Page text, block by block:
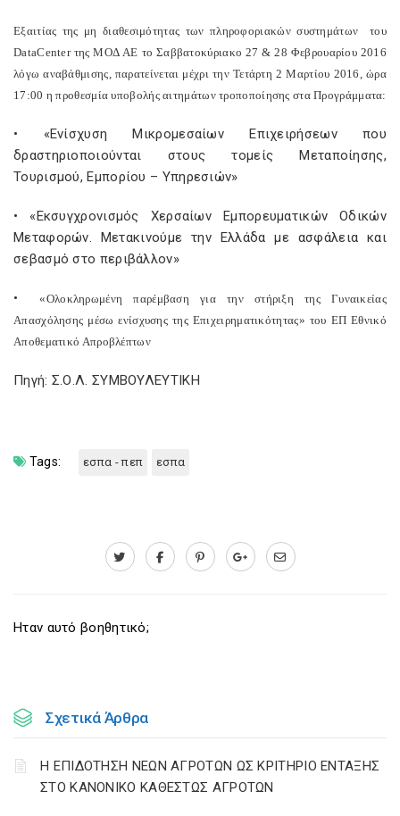
Εξαιτίας της μη διαθεσιμότητας των πληροφοριακών συστημάτων
του
DataCenterτης ΜΟΔAE το Σαββατοκύριακο 27 & 28 Φεβρουαρίου 2016
λόγω αναβάθμισης, παρατείνεται μέχρι την Τετάρτη 2 Μαρτίου 2016, ώρα
17:00 η προθεσμία υποβολής αιτημάτων τροποποίησης στα Προγράμματα:
• «Ενίσχυση Μικρομεσαίων Επιχειρήσεων που
δραστηριοποιούνται στους τομείς Μεταποίησης,
Τουρισμού, Εμπορίου – Υπηρεσιών»
• «Εκσυγχρονισμός Χερσαίων Εμπορευματικών Οδικών
Μεταφορών. Μετακινούμε την Ελλάδα με ασφάλεια και
σεβασμό στο περιβάλλον»
•
«Ολοκληρωμένη παρέμβαση για την στήριξη της Γυναικείας
Απασχόλησης μέσω ενίσχυσης της Επιχειρηματικότητας» του ΕΠ Εθνικό
Αποθεματικό Απροβλέπτων
Πηγή: Σ.Ο.Λ. ΣΥΜΒΟΥΛΕΥΤΙΚΗ
Tags: εσπα - πεπ εσπα
Ηταν αυτό βοηθητικό;
Σχετικά Άρθρα
Η ΕΠΙΔΟΤΗΣΗ ΝΕΩΝ ΑΓΡΟΤΩΝ ΩΣ ΚΡΙΤΗΡΙΟ ΕΝΤΑΞΗΣ
ΣΤΟ ΚΑΝΟΝΙΚΟ ΚΑΘΕΣΤΩΣ ΑΓΡΟΤΩΝ